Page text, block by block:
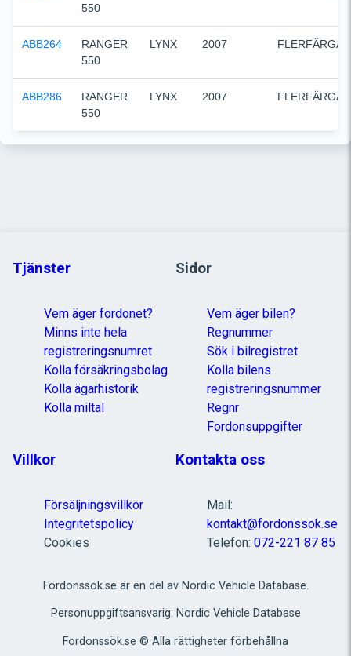
550
ABB264
RANGER
550
LYNX 2007 FLERFÄRGAD
ABB286
RANGER
550
LYNX 2007 FLERFÄRGAD
Tjänster
Vem äger fordonet?
Minns inte hela
registreringsnumret
Kolla försäkringsbolag
Kolla ägarhistorik
Kolla miltal
Sidor
Vem äger bilen?
Regnummer
Sök i bilregistret
Kolla bilens
registreringsnummer
Regnr
Fordonsuppgifter
Villkor
Försäljningsvillkor
Integritetspolicy
Cookies
Kontakta oss
Mail:
kontakt@fordonssok.se
Telefon: 072-221 87 85
Fordonssök.se är en del av Nordic Vehicle Database.
Personuppgiftsansvarig: Nordic Vehicle Database
Fordonssök.se © Alla rättigheter förbehållna